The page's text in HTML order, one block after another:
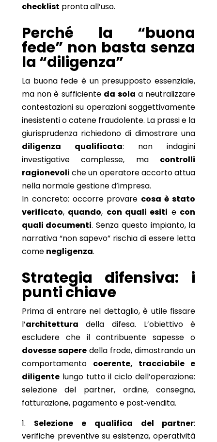
checklist pronta all’uso.
Perché la “buona
fede” non basta senza
la “diligenza”
La buona fede è un presupposto essenziale,
ma non è sufficiente da sola a neutralizzare
contestazioni su operazioni soggettivamente
inesistenti o catene fraudolente. La prassi e la
giurisprudenza richiedono di dimostrare una
diligenza qualificata: non indagini
investigative complesse, ma controlli
ragionevoli che un operatore accorto attua
nella normale gestione d’impresa.
In concreto: occorre provare cosa è stato
verificato, quando, con quali esiti e con
quali documenti. Senza questo impianto, la
narrativa “non sapevo” rischia di essere letta
come negligenza.
Strategia difensiva: i
punti chiave
Prima di entrare nel dettaglio, è utile fissare
l’architettura della difesa. L’obiettivo è
escludere che il contribuente sapesse o
dovesse saperedella frode, dimostrando un
comportamento coerente, tracciabile e
diligentelungo tutto il ciclo dell’operazione:
selezione del partner, ordine, consegna,
fatturazione, pagamento e post‑vendita.
Selezione e qualifica del partner:
verifiche preventive su esistenza, operatività